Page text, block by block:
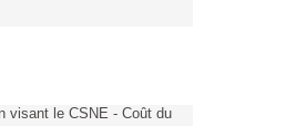
visant le CSNE - Coût du